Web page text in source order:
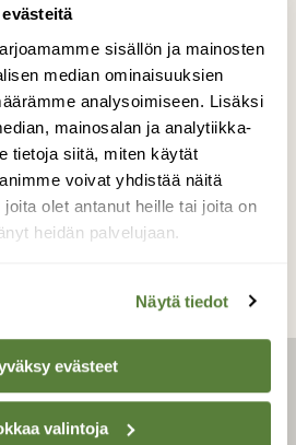
sisällön ja mainosten
median ominaisuuksien
analysoimiseen. Lisäksi
mainosalan ja analytiikka-
tietoja siitä, miten käytät
voivat yhdistää näitä
olet antanut heille tai joita on
heidän palvelujaan.
Näytä tiedot
evästeet
valintoja
vipeltänyt? Samaa aikaa
Miksi yhden kulku
pohtimista talvi-iltaan...
Minna Järvenpää
etusivulle
LEHTI